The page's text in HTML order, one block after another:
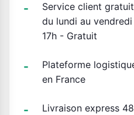
Service client gratuit
du lundi au
17h - Gratuit
Plateforme
en France
Livraison express